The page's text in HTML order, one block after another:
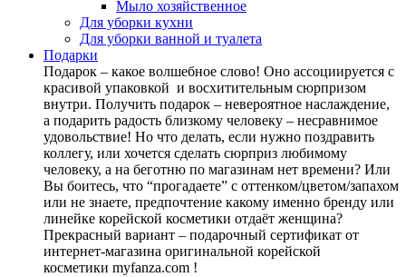
Мыло хозяйственное
Для уборки кухни
Для уборки ванной и туалета
Подарки
Подарок – какое волшебное слово! Оно ассоциируется с
красивой упаковкой и восхитительным сюрпризом
внутри. Получить подарок – невероятное наслаждение,
а подарить радость близкому человеку – несравнимое
удовольствие! Но что делать, если нужно поздравить
коллегу, или хочется сделать сюрприз любимому
человеку, а на беготню по магазинам нет времени? Или
Вы боитесь, что “прогадаете” с оттенком/цветом/запахом
или не знаете, предпочтение какому именно бренду или
линейке корейской косметики отдаёт женщина?
Прекрасный вариант – подарочный сертификат от
интернет-магазина оригинальной корейской
косметики myfanza.com !